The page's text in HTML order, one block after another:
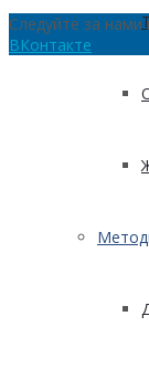
Следуйте за
ВКонтакте